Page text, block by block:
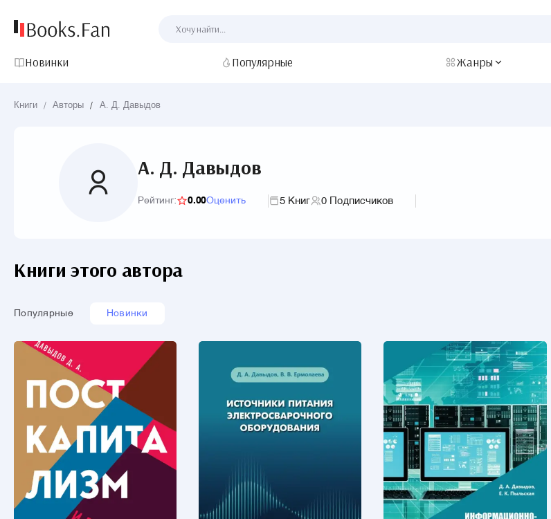
Новинки Популярные Жанры
Книги / Авторы / А. Д. Давыдов
А. Д. Давыдов
Рейтинг: 0.00Оценить 5 Книг 0 Подписчиков
Книги этого автора
Популярные Новинки